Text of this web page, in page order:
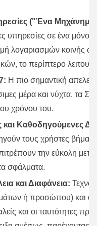
("Ένα Μηχάνημα
υπηρεσίες σε ένα μόνο
λογαριασμών κοινής
το περίπτερο
Η πιο σημαντική
μέρα και νύχτα, τα
χρόνου του.
και Καθοδηγούμενες
τους χρήστες βήμα
την εύκολη
σφάλματα.
και Διαφάνεια:
ή προσώπου) και οι
και οι ταυτότητες